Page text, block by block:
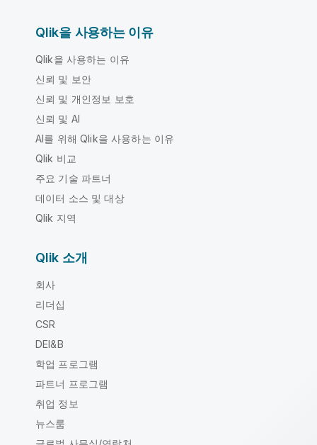
Qlik을 사용하는 이유
Qlik을 사용하는 이유
신뢰 및 보안
신뢰 및 개인정보 보호
신뢰 및 AI
AI를 위해 Qlik을 사용하는 이유
Qlik 비교
주요 기술 파트너
데이터 소스 및 대상
Qlik 지역
Qlik 소개
회사
리더십
CSR
DEI&B
학업 프로그램
파트너 프로그램
취업 정보
뉴스룸